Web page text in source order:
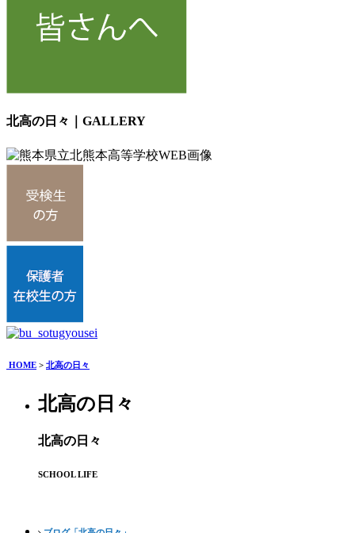
北高の日々｜GALLERY
HOME > 北高の日々
北高の日々
北高の日々
SCHOOL LIFE